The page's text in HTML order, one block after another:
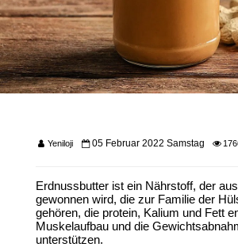
Yeniloji 05 Februar 2022 Samstag
Erdnussbutterist ein Nährstoff, der
gewonnen wird, die zur Familie der
gehören, die protein, Kalium und Fett
Muskelaufbau und die
unterstützen.